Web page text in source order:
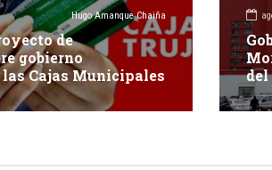
Hugo Amanque Chaiña
de
gobierno
Cajas Municipales